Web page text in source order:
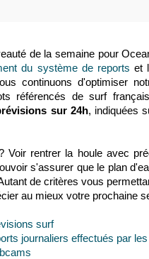
de la semaine pour
du système de reports et
continuons d'optimiser
référencés de surf
sur 24h, indiquées
Voir rentrer la houle avec
s'assurer que le plan
de critères vous
au mieux votre prochaine
surf
journaliers effectués par